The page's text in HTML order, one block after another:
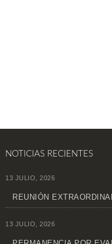
NOTICIAS RECIENTES
13 JULIO, 2026
REUNIÓN
13 JULIO, 2026